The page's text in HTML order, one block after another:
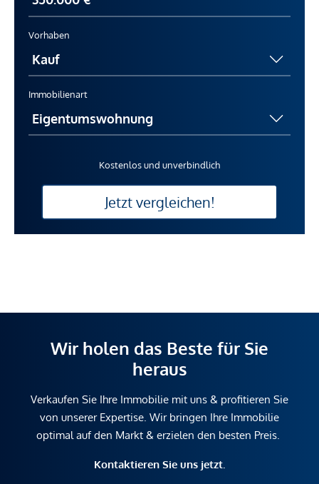
Vorhaben
Immobilienart
Kostenlos und unverbindlich
Jetzt vergleichen!
Wir holen das Beste für Sie
heraus
Verkaufen Sie Ihre Immobilie mit uns & profitieren Sie
von unserer Expertise. Wir bringen Ihre Immobilie
optimal auf den Markt & erzielen den besten Preis.
Kontaktieren Sie uns jetzt.